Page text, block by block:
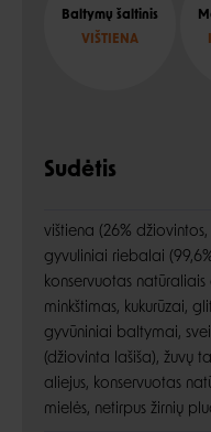
Baltymų šaltinis
VIŠTIENA
Sudėtis
vištiena (26% džiovintos,
gyvuliniai riebalai
konservuotas
minkštimas, kukurūzai,
gyvūniniai baltymai,
(džiovinta lašiša), žuvų
aliejus, konservuotas
mielės, netirpus žirnių